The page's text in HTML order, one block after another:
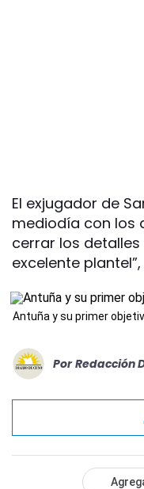
El exjugador de
mediodía con los
cerrar los detalles
excelente
Antuña y su primer
Por Redacción